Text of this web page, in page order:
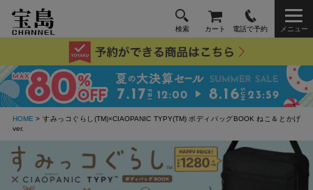
検索 カート 電話で予約 メニュー
HOME > すみっコぐらし(TM)×CIAOPANIC TYPY(TM) ボディバッグBOOK ねこ＆とかげ
ver.